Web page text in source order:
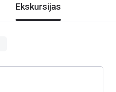
Ekskursijas